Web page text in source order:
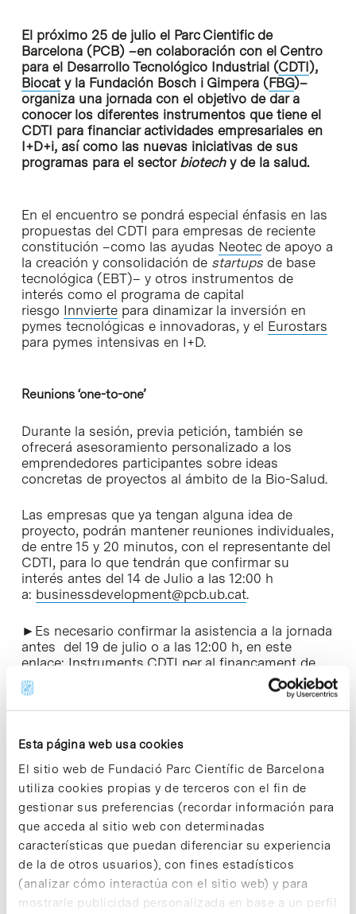
Esta página web usa cookies
El sitio web de Fundació Parc Científic de Barcelona
utiliza cookies propias y de terceros con el fin de
gestionar sus preferencias (recordar información para
que acceda al sitio web con determinadas
características que puedan diferenciar su experiencia
de la de otros usuarios), con fines estadísticos
(analizar cómo interactúa con el sitio web) y para
mostrarle publicidad personalizada en base a un perfil
El próximo 25 de julio el Parc Cientific de
Barcelona (PCB) –en colaboración con el Centro
para el Desarrollo Tecnológico Industrial (CDTI),
Biocaty la Fundación Bosch i Gimpera (FBG)–
organiza una jornada con el objetivo de dar a
conocer los diferentes instrumentos que tiene el
CDTI para financiar actividades empresariales en
I+D+i, así como las nuevas iniciativas de sus
programas para el sector biotechy de la salud.
En el encuentro se pondrá especial énfasis en las
propuestas del CDTI para empresas de reciente
constitución –como las ayudas Neotecde apoyo a
la creación y consolidación destartupsde base
tecnológica (EBT)– y otros instrumentos de
interés como el programa de capital
riesgo Innviertepara dinamizar la inversión en
pymes tecnológicas e innovadoras, y el Eurostars
para pymes intensivas en I+D.
Reunions ‘one-to-one’
Durante la sesión, previa petición, también se
ofrecerá asesoramiento personalizado a los
emprendedores participantes sobre ideas
concretas de proyectos al ámbito de la Bio-Salud.
Las empresas que ya tengan alguna idea de
proyecto, podrán mantener reuniones individuales,
de entre 15 y 20 minutos, con el representante del
CDTI, para lo que tendrán que confirmar su
interés antes del 14 de Julio a las 12:00 h
a: businessdevelopment@pcb.ub.cat.
►Es necesario confirmar la asistencia a la jornada
antes del 19 de julio o a las 12:00 h, en este
enlace: Instruments CDTI per al finançament de
projectes d’R+D+i i ajudes i instruments per a
empresa de base tecnològica [+]
Share Share
Noticias más vistas